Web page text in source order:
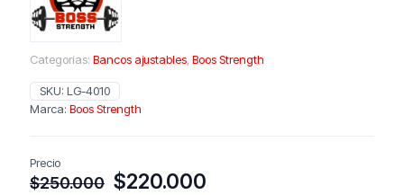
Categorías: Bancos ajustables, Boos Strength
SKU: LG-4010
Marca: Boos Strength
Precio
$250.000 El
$220.000